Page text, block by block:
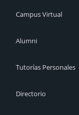
Campus Virtual
Alumni
Tutorías Personales
Directorio